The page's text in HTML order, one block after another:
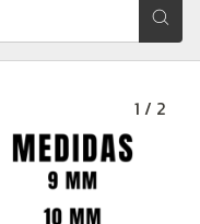
1 / 2